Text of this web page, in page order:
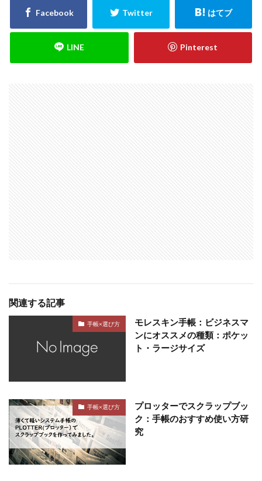
関連する記事
手帳×選び方
モレスキン手帳：ビジネスマ
ンにオススメの種類：ポケッ
ト・ラージサイズ
手帳×選び方
プロッターでスクラップブッ
ク：手帳のおすすめ使い方研
究